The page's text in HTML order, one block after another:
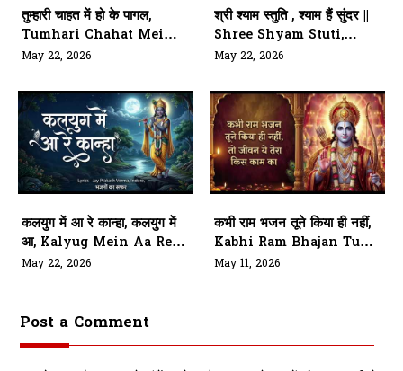
तुम्हारी चाहत में हो के पागल,
Tumhari Chahat Mein
Ho Ke Pagal
May 22, 2026
श्री श्याम स्तुति , श्याम हैं सुंदर ||
Shree Shyam Stuti,
Shyam Hai Sunder
May 22, 2026
कलयुग में आ रे कान्हा, कलयुग में
आ, Kalyug Mein Aa Re
Kanha
May 22, 2026
कभी राम भजन तूने किया ही नहीं,
Kabhi Ram Bhajan Tune
Kiya Hi Nahi
May 11, 2026
Post a Comment